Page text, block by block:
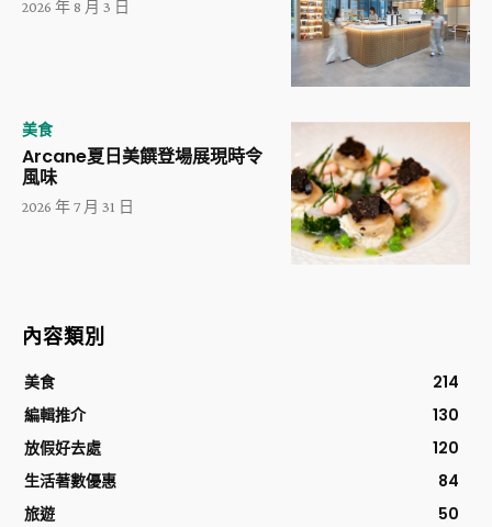
2026 年 8 月 3 日
美食
Arcane夏日美饌登場展現時令
風味
2026 年 7 月 31 日
內容類別
美食
214
編輯推介
130
放假好去處
120
生活著數優惠
84
旅遊
50